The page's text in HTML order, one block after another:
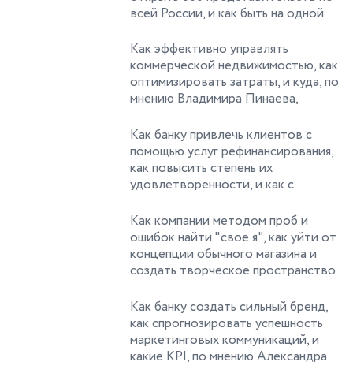
всей России, и как быть на одной
выявить его удовлетворенность
услугами! Герой программы:
Владимир Зеленчук, заместитель
генерального директора - директор
корпоративных продаж СК
"Согласие", кандидат
экономических наук
Как эффективно управлять
коммерческой недвижимостью, как
оптимизировать затраты, и куда, по
мнению Владимира Пинаева,
рынке недвижимости! Герой
программы: Владимир Пинаев,
генеральный директор российского
подразделения компании CBRE
Как банку привлечь клиентов с
помощью услуг рефинансирования,
как повысить степень их
удовлетворенности, и как с
доброе дело! Герой программы:
Алексей Круглов, старший вице-
президент, руководитель Блока
клиентского сервиса и маркетинга
Как компании методом проб и
ошибок найти "свое я", как уйти от
концепции обычного магазина и
создать творческое пространство
клиентов "завтраком с дизайном",
мастер-классами и выставками!
Герой программы: Анна Анненкова,
генеральный директор и
Как банку создать сильный бренд,
как спрогнозировать успешность
маркетинговых коммуникаций, и
какие KPI, по мнению Александра